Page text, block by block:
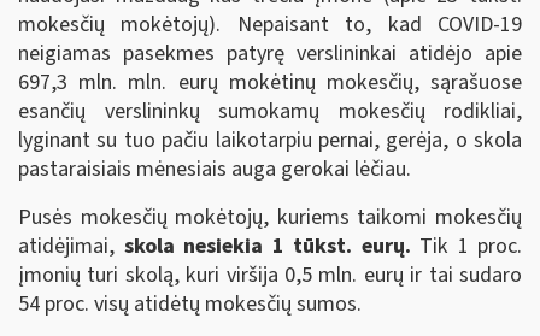
mokesčių mokėtojų). Nepaisant to, kad COVID-19
neigiamas pasekmes patyrę verslininkai atidėjo apie
697,3 mln. mln. eurų mokėtinų mokesčių, sąrašuose
esančių verslininkų sumokamų mokesčių rodikliai,
lyginant su tuo pačiu laikotarpiu pernai, gerėja, o skola
pastaraisiais mėnesiais auga gerokai lėčiau.
Pusės mokesčių mokėtojų, kuriems taikomi mokesčių
atidėjimai, skola nesiekia 1 tūkst. eurų. Tik 1 proc.
įmonių turi skolą, kuri viršija 0,5 mln. eurų ir tai sudaro
54 proc. visų atidėtų mokesčių sumos.